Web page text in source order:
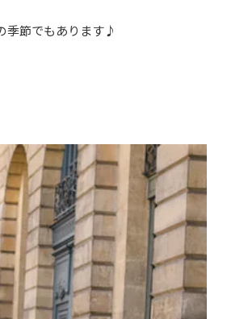
季節でもあります♪